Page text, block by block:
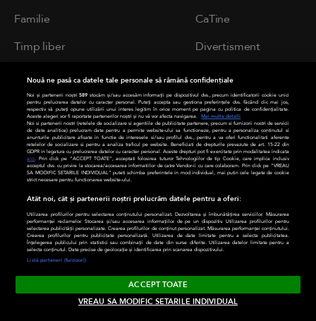
Familie
Timp liber
Relații
Modă
Rețete
CaTine
Divertisment
Frumusețe
Sănătate
Horoscop
Știrile zilei
SITE-URI
ANTENA GROUP
a1.ro
as.ro
Nouă ne pasă ca datele tale personale să rămână confidențiale
Noi și partenerii noștri589 stocăm și/sau accesăm informații pe dispozitivul dvs., precum identificatorii cookie unici
pentru prelucrarea datelor cu caracter personal. Puteți accepta sau gestiona preferințele dvs. făcând clic mai jos,
respectiv vă puteți opune utilizării unui interes legitim în orice moment pe pagina cu politica de confidențialitate.
Aceste alegeri vor fi raportate partenerilor noștri și nu vă vor afecta navigarea. Mai multe detalii
Noi si partenerii nostri (retelele de socializare si agentiile de publicitate partenere, precum si furnizorii nostri de servicii
de date analitice) prelucram date pentru a permite website-ului sa functioneze, pentru a personaliza continutul si
anunturile publicitare afisate in functie de interesele si/sau profilul dvs., pentru a va oferi functionalitati aferente
retelelor de socializare si pentru a analiza traficul pe website. Beneficiati de drepturile prevazute de art. 15-22 din
GDPR in legatura cu prelucrarea datelor cu caracter personal. Aceste drepturi pot fi exercitate prin modalitatea indicata
aici. Prin click pe “ACCEPT TOATE”, acceptati folosirea tuturor Tehnologiilor de tip Cookie, care implica inclusiv
acceptul dvs. cu privire la stocarea/accesarea informatiilor de catre Vendor-ii cu care colaboram. Prin click pe “VREAU
SA MODIFIC SETARILE INDIVIDUAL” puteti schimba preferintele in mod individual, mai putin cele legate de cookie
strict necesare pentru functionarea website-ului.
Atât noi, cât și partenerii noștri prelucrăm datele pentru a oferi:
Utilizarea profilurilor pentru selectarea conținutului personalizat. Dezvoltarea și îmbunătățirea serviciilor. Măsurarea
performanței reclamelor. Stocarea și/sau accesarea informațiilor de pe un dispozitiv. Utilizarea profilurilor pentru
selectarea publicității personalizate. Crearea profilurilor de conținut personalizat. Măsurarea performanței conținutului.
Crearea profilurilor pentru publicitate personalizată. Utilizarea de date limitate pentru a selecta publicitatea.
Înțelegerea publicului prin statistici sau combinații de date din surse diferite. Utilizarea datelor limitate pentru a
selecta conținutul. Date precise de geolocație și identificarea prin scanarea dispozitivului.
Listă parteneri (furnizori)
ACCEPT TOATE
VREAU SA MODIFIC SETARILE INDIVIDUAL